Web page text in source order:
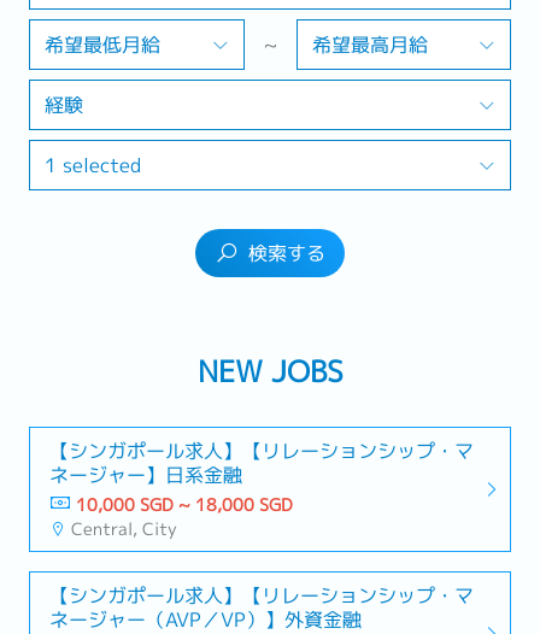
希望最低月給 ~ 希望最高月給
経験
1 selected
検索する
NEW JOBS
【シンガポール求人】【リレーションシップ・マ
ネージャー】日系金融
10,000 SGD ~ 18,000 SGD
Central, City
【シンガポール求人】【リレーションシップ・マ
ネージャー（AVP／VP）】外資金融